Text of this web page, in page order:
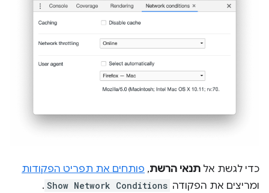
כדי לגשת אל תנאי הרשת, פותחים את תפריט הפקודות
ומריצים את הפקודה Show Network Conditions
.